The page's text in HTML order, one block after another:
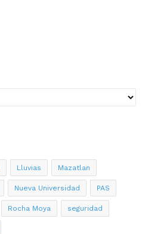
Lluvias Mazatlan
Nueva Universidad PAS
Rocha Moya seguridad